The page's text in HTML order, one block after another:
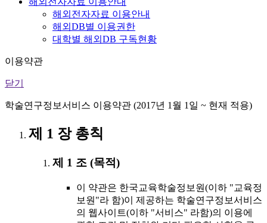
해외전자자료 이용안내
해외DB별 이용권한
대학별 해외DB 구독현황
이용약관
닫기
학술연구정보서비스 이용약관 (2017년 1월 1일 ~ 현재 적용)
제 1 장 총칙
제 1 조 (목적)
이 약관은 한국교육학술정보원(이하 "교육정
보원"라 함)이 제공하는 학술연구정보서비스
의 웹사이트(이하 "서비스" 라함)의 이용에